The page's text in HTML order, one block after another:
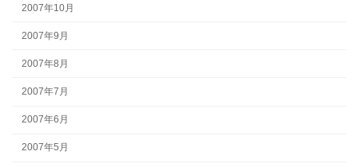
2007年10月
2007年9月
2007年8月
2007年7月
2007年6月
2007年5月